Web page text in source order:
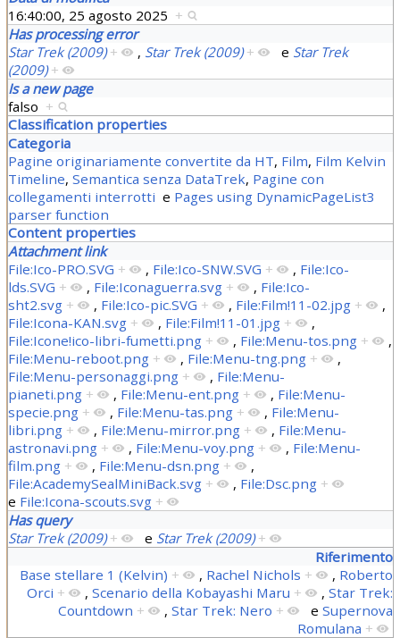
16:40:00, 25 agosto 2025 +
Has processing error
Star Trek (2009) + , Star Trek (2009) + e Star Trek
(2009) +
Is a new page
falso +
Classification properties
Categoria
Pagine originariamente convertite da HT, Film, Film Kelvin
Timeline, Semantica senza DataTrek, Pagine con
collegamenti interrotti e Pages using DynamicPageList3
parser function
Content properties
Attachment link
File:Ico-PRO.SVG + , File:Ico-SNW.SVG + , File:Ico-
lds.SVG + , File:Iconaguerra.svg + , File:Ico-
sht2.svg + , File:Ico-pic.SVG + , File:Film!11-02.jpg +
,
File:Icona-KAN.svg + , File:Film!11-01.jpg +
,
File:Icone!ico-libri-fumetti.png + , File:Menu-tos.png +
,
File:Menu-reboot.png + , File:Menu-tng.png +
,
File:Menu-personaggi.png + , File:Menu-
pianeti.png + , File:Menu-ent.png + , File:Menu-
specie.png + , File:Menu-tas.png + , File:Menu-
libri.png + , File:Menu-mirror.png + , File:Menu-
astronavi.png + , File:Menu-voy.png + , File:Menu-
film.png + , File:Menu-dsn.png +
,
File:AcademySealMiniBack.svg + , File:Dsc.png +
e File:Icona-scouts.svg +
Has query
Star Trek (2009) + e Star Trek (2009) +
Riferimento
Base stellare 1 (Kelvin) + , Rachel Nichols + , Roberto
Orci + ,Scenario della Kobayashi Maru + ,Star Trek:
Countdown + ,Star Trek: Nero + eSupernova
Romulana +